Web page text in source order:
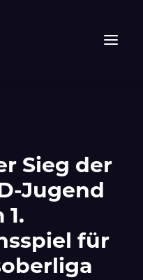
Sieg der
Jugend
1.
für